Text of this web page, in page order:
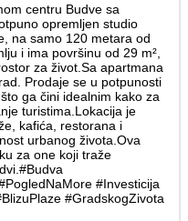
centru Budve sa
opremljen studio
na samo 120 metara od
i ima površinu od 29 m²,
za život.Sa apartmana
Prodaje se u potpunosti
ga čini idealnim kako za
turistima.Lokacija je
kafića, restorana i
urbanog života.Ova
za one koji traže
#Investicija
#GradskogZivota